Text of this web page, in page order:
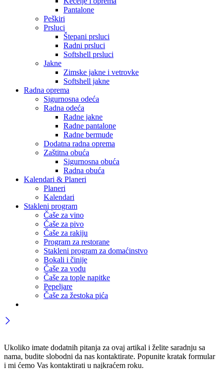
Pantalone
Peškiri
Prsluci
Štepani prsluci
Radni prsluci
Softshell prsluci
Jakne
Zimske jakne i vetrovke
Softshell jakne
Radna oprema
Sigurnosna odeća
Radna odeća
Radne jakne
Radne pantalone
Radne bermude
Dodatna radna oprema
Zaštitna obuća
Sigurnosna obuća
Radna obuća
Kalendari & Planeri
Planeri
Kalendari
Stakleni program
Čaše za vino
Čaše za pivo
Čaše za rakiju
Program za restorane
Stakleni program za domaćinstvo
Bokali i činije
Čaše za vodu
Čaše za tople napitke
Pepeljare
Čaše za žestoka pića
Ukoliko imate dodatnih pitanja za ovaj artikal i želite saradnju sa
nama, budite slobodni da nas kontaktirate. Popunite kratak formular
i mi ćemo Vas kontaktirati u najkraćem roku.